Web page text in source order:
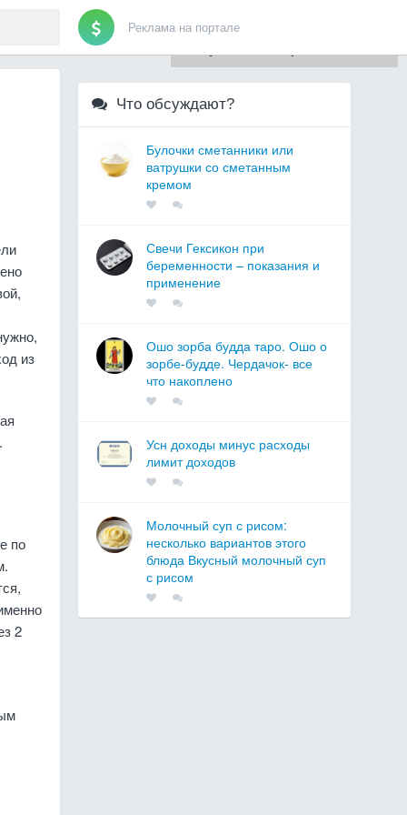
Реклама на портале
из
по
2
Что обсуждают?
Булочки сметанники или
ватрушки со сметанным
кремом
Свечи Гексикон при
беременности – показания и
применение
Ошо зорба будда таро. Ошо о
зорбе-будде. Чердачок- все
что накоплено
Усн доходы минус расходы
лимит доходов
Молочный суп с рисом:
несколько вариантов этого
блюда Вкусный молочный суп
с рисом
Для любых предложений по